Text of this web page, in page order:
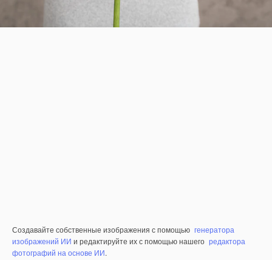
Создавайте собственные изображения с помощью генератора
изображений ИИ и редактируйте их с помощью нашего редактора
фотографий на основе ИИ.